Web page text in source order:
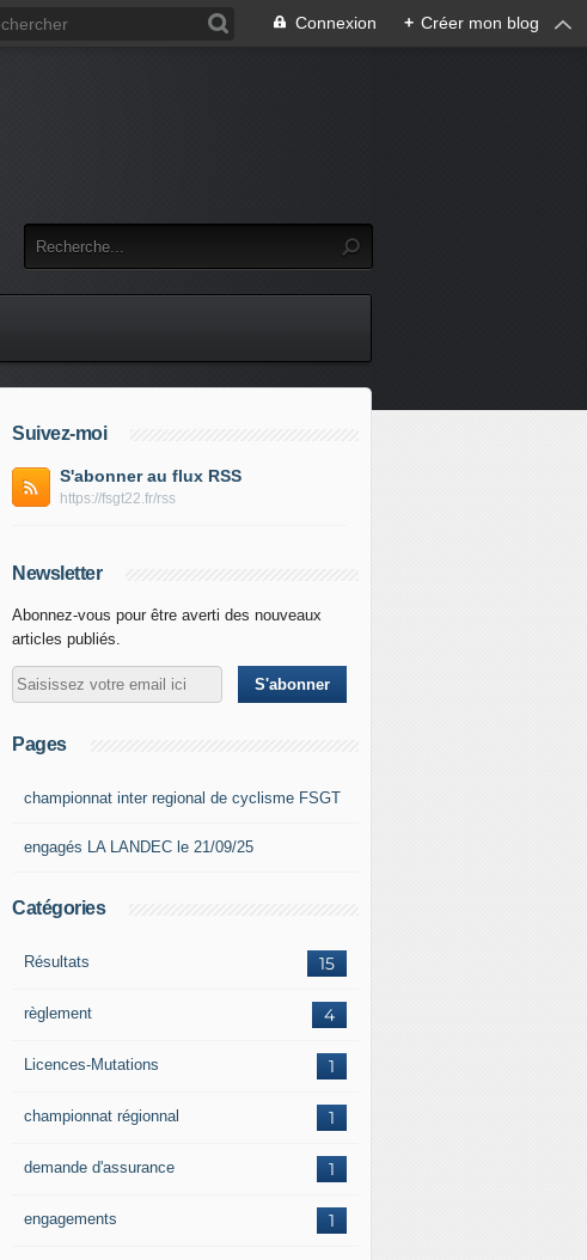
Connexion + Créer mon blog
Suivez-moi
S'abonner au flux RSS
https://fsgt22.fr/rss
Newsletter
Abonnez-vous pour être averti des nouveaux
articles publiés.
Pages
championnat inter regional de cyclisme FSGT
engagés LA LANDEC le 21/09/25
Catégories
15
Résultats
4
règlement
1
Licences-Mutations
1
championnat régionnal
1
demande d'assurance
1
engagements